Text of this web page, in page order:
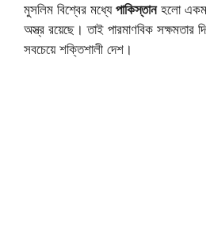
মুসলিম বিশ্বের মধ্যে পাকিস্তানহলো
অস্ত্র রয়েছে। তাই পারমাণবিক সক্ষমতার
সবচেয়ে শক্তিশালী দেশ।